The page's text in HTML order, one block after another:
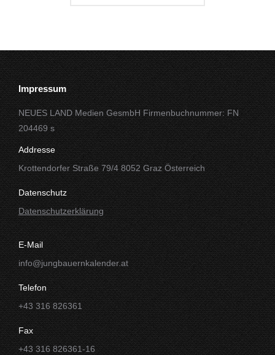
Impressum
NEUES LAND Medien GesmbH Firmenbuchnummer: FN
204469 s
Addresse
Krottendorfer Straße 79/4 8052 Graz Österreich
Datenschutz
Datenschutzerklärung
E-Mail
info@jungbauernkalender.at
Telefon
+43 316 826361
Fax
+43 316 826361-16